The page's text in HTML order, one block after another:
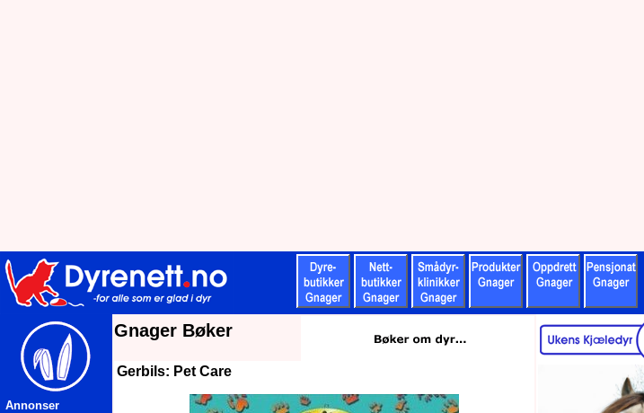
Annonser
Gnager Bøker
Gerbils: Pet Care